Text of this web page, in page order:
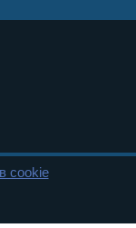
Дума и Совет
cookie